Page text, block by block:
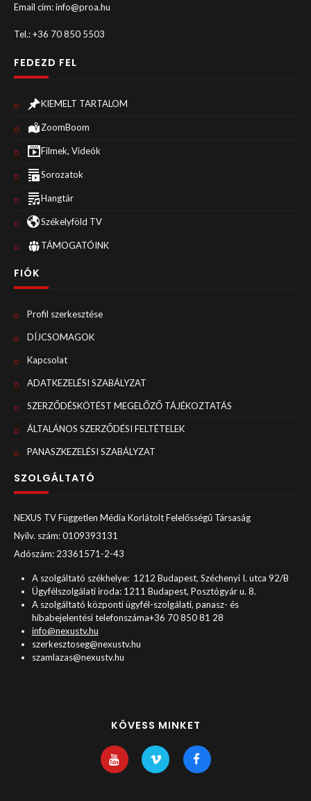
Email cím: info@proa.hu
Tel.: +36 70 850 5503
FEDEZD FEL
KIEMELT TARTALOM
ZoomBoom
Filmek, Videók
Sorozatok
Hangtár
Székelyföld TV
TÁMOGATÓINK
FIÓK
Profil szerkesztése
DÍJCSOMAGOK
Kapcsolat
ADATKEZELÉSI SZABÁLYZAT
SZERZŐDÉSKÖTÉST MEGELŐZŐ TÁJÉKOZTATÁS
ÁLTALÁNOS SZERZŐDÉSI FELTÉTELEK
PANASZKEZELÉSI SZABÁLYZAT
SZOLGÁLTATÓ
NEXUS TV Független Média Korlátolt Felelősségű Társaság
Nyilv. szám: 0109393131
Adószám: 23361571-2-43
A szolgáltató székhelye: 1212 Budapest, Széchenyi I. utca 92/B
Ügyfélszolgálati iroda: 1211 Budapest, Posztógyár u. 8.
A szolgáltató központi ügyfél-szolgálati, panasz- és
hibabejelentési telefonszáma+36 70 850 81 28
info@nexustv.hu
szerkesztoseg@nexustv.hu
szamlazas@nexustv.hu
KÖVESS MINKET